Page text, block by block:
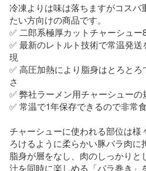
冷凍よりは味は落ちますがコスパ
たい方向けの商品です。
✅ 二郎系極厚カットチャーシュー
✅ 最新のレトルト技術で常温発
現
✅ 高圧加熱により脂身はとろと
さ
✅ 弊社ラーメン用チャーシュー
✅ 常温で1年保存できるので非常
チャーシューに使われる部位は様
ろけるように柔らかい豚バラ肉に
脂身が層をなし、肉のしっかりと
汁を同時に楽しめる「バラ巻き」